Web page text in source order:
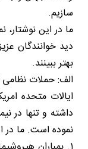
سازیم.
ما در این نوشتار،
دید خوانندگان
بهتر ببینند.
الف: حملات نظامی
نموده است. ما در